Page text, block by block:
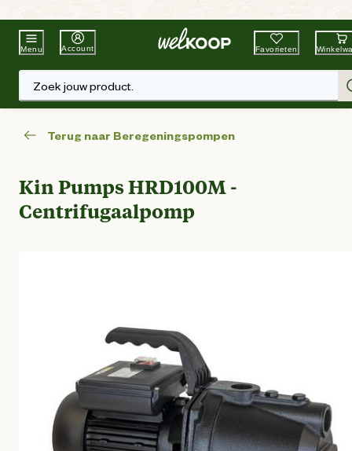
Beste WinkelketenTuin & Dier
Menu Account Favorieten
Zoek jouw product.
Terug naar Beregeningspompen
Kin Pumps HRD100M -
Centrifugaalpomp